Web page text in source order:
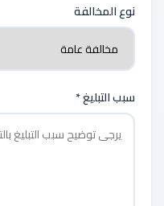
نوع المخالفة
سبب التبليغ *